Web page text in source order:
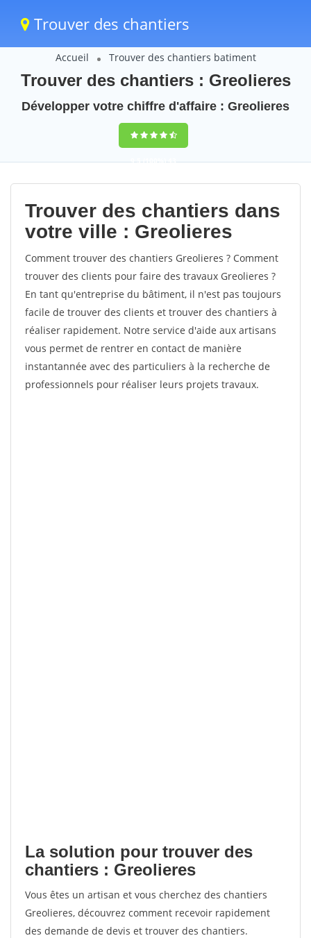
Trouver des chantiers
Accueil Trouver des chantiers batiment
Trouver des chantiers : Greolieres
Développer votre chiffre d'affaire : Greolieres
9,5(100%)43
votes
Trouver des chantiers dans
votre ville : Greolieres
Comment trouver des chantiers Greolieres ? Comment
trouver des clients pour faire des travaux Greolieres ?
En tant qu'entreprise du bâtiment, il n'est pas toujours
facile de trouver des clients et trouver des chantiers à
réaliser rapidement. Notre service d'aide aux artisans
vous permet de rentrer en contact de manière
instantannée avec des particuliers à la recherche de
professionnels pour réaliser leurs projets travaux.
La solution pour trouver des
chantiers : Greolieres
Vous êtes un artisan et vous cherchez des chantiers
Greolieres, découvrez comment recevoir rapidement
des demande de devis et trouver des chantiers.